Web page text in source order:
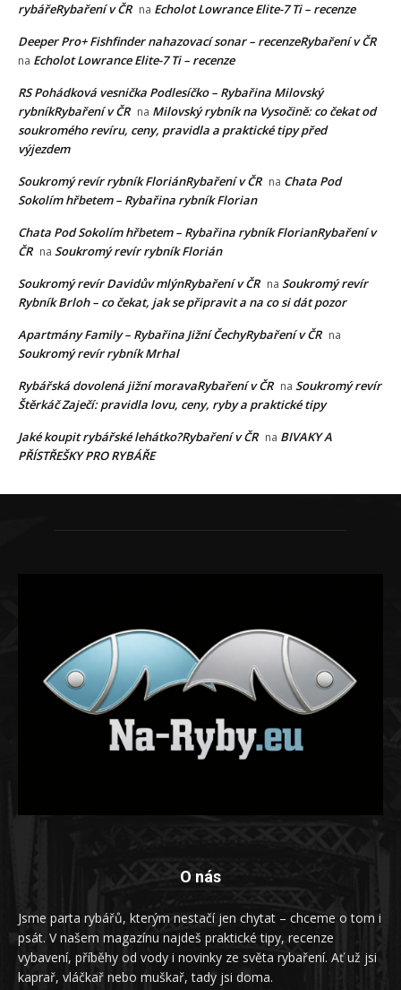
rybářeRybaření v ČR na Echolot Lowrance Elite-7 Ti – recenze
Deeper Pro+ Fishfinder nahazovací sonar – recenzeRybaření v ČR
na Echolot Lowrance Elite-7 Ti – recenze
RS Pohádková vesnička Podlesíčko – Rybařina Milovský
rybníkRybaření v ČR na Milovský rybník na Vysočině: co čekat od
soukromého revíru, ceny, pravidla a praktické tipy před
výjezdem
Soukromý revír rybník FloriánRybaření v ČR na Chata Pod
Sokolím hřbetem – Rybařina rybník Florian
Chata Pod Sokolím hřbetem – Rybařina rybník FlorianRybaření v
ČR na Soukromý revír rybník Florián
Soukromý revír Davidův mlýnRybaření v ČR na Soukromý revír
Rybník Brloh – co čekat, jak se připravit a na co si dát pozor
Apartmány Family – Rybařina Jižní ČechyRybaření v ČR na
Soukromý revír rybník Mrhal
Rybářská dovolená jižní moravaRybaření v ČR na Soukromý revír
Štěrkáč Zaječí: pravidla lovu, ceny, ryby a praktické tipy
Jaké koupit rybářské lehátko?Rybaření v ČR na BIVAKY A
PŘÍSTŘEŠKY PRO RYBÁŘE
O nás
Jsme parta rybářů, kterým nestačí jen chytat – chceme o tom i
psát. V našem magazínu najdeš praktické tipy, recenze
vybavení, příběhy od vody i novinky ze světa rybaření. Ať už jsi
kaprař, vláčkař nebo muškař, tady jsi doma.